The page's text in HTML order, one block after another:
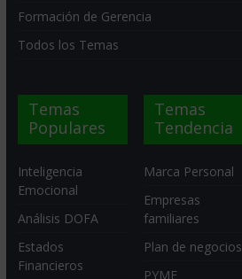
Formación de Gerencia
Todos los Temas
Temas
Populares
Inteligencia
Emocional
Análisis DOFA
Estados
Financieros
Temas
Tendencia
Marca Personal
Empresas
familiares
Plan de negocios
PYME